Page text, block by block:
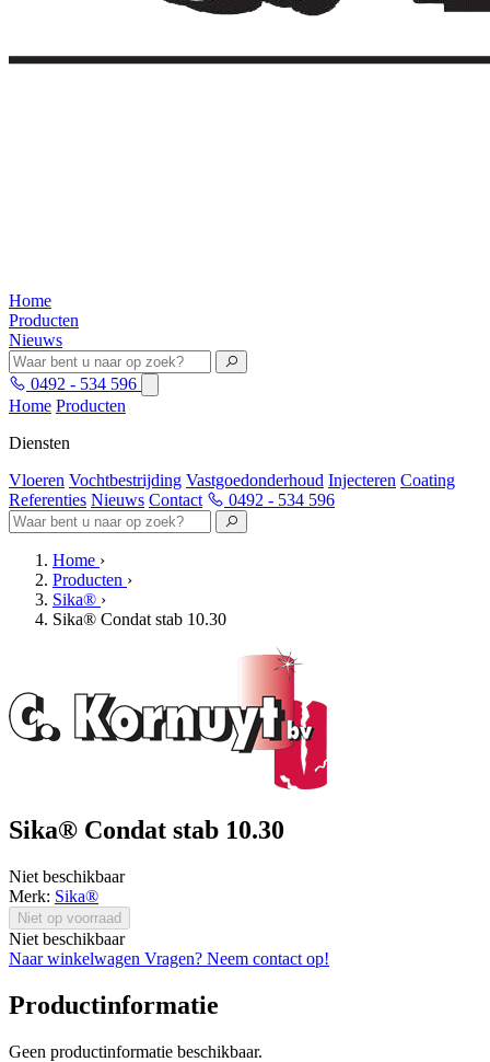
Home
Producten
Nieuws
0492 - 534 596
Home Producten
Diensten
Vloeren Vochtbestrijding Vastgoedonderhoud Injecteren Coating
Referenties Nieuws Contact 0492 - 534 596
Home ›
Producten ›
Sika® ›
Sika® Condat stab 10.30
Sika® Condat stab 10.30
Niet beschikbaar
Merk: Sika®
Niet op voorraad
Niet beschikbaar
Naar winkelwagen Vragen? Neem contact op!
Productinformatie
Geen productinformatie beschikbaar.